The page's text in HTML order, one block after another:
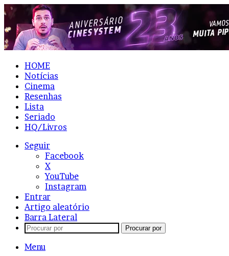
HOME
Notícias
Cinema
Resenhas
Lista
Seriado
HQ/Livros
Seguir
Facebook
X
YouTube
Instagram
Entrar
Artigo aleatório
Barra Lateral
Procurar por
Menu